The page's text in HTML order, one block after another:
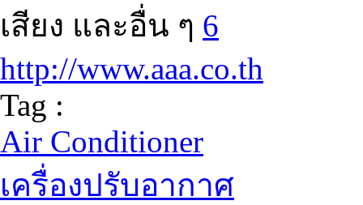
เสียง และอื่น ๆ 6
http://www.aaa.co.th
Tag :
Air Conditioner
เครื่องปรับอากาศ